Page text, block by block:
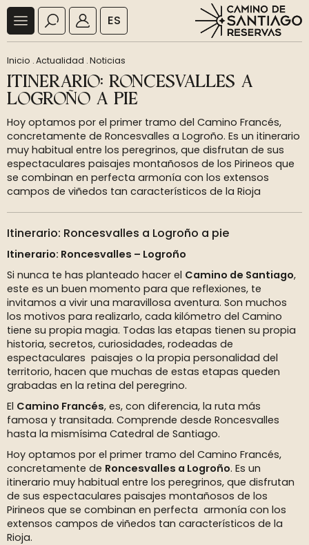
ES
Inicio .Actualidad .Noticias
ITINERARIO: RONCESVALLES A
LOGROÑO A PIE
Hoy optamos por el primer tramo del Camino Francés,
concretamente de Roncesvalles a Logroño. Es un itinerario
muy habitual entre los peregrinos, que disfrutan de sus
espectaculares paisajes montañosos de los Pirineos que
se combinan en perfecta armonía con los extensos
campos de viñedos tan característicos de la Rioja
Itinerario: Roncesvalles a Logroño a pie
Itinerario: Roncesvalles – Logroño
Si nunca te has planteado hacer el Camino de Santiago,
este es un buen momento para que reflexiones, te
invitamos a vivir una maravillosa aventura. Son muchos
los motivos para realizarlo, cada kilómetro del Camino
tiene su propia magia. Todas las etapas tienen su propia
historia, secretos, curiosidades, rodeadas de
espectaculares paisajes o la propia personalidad del
territorio, hacen que muchas de estas etapas queden
grabadas en la retina del peregrino.
El Camino Francés, es, con diferencia, la ruta más
famosa y transitada. Comprende desde Roncesvalles
hasta la mismísima Catedral de Santiago.
Hoy optamos por el primer tramo del Camino Francés,
concretamente de Roncesvalles a Logroño. Es un
itinerario muy habitual entre los peregrinos, que disfrutan
de sus espectaculares paisajes montañosos de los
Pirineos que se combinan en perfecta armonía con los
extensos campos de viñedos tan característicos de la
Rioja.